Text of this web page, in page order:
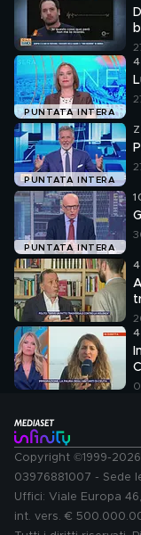
PUNTATA INTERA
PUNTATA INTERA
PUNTATA INTERA
Copyright ©1999-2026
03976881007 - Sede
Uffici: Viale Europa
int. vers. €